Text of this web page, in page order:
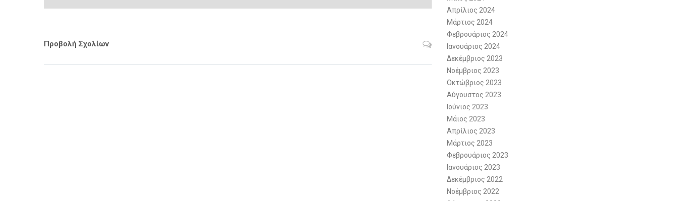
Προβολή Σχολίων
Απρίλιος 2024
Μάρτιος 2024
Φεβρουάριος 2024
Ιανουάριος 2024
Δεκέμβριος 2023
Νοέμβριος 2023
Οκτώβριος 2023
Αύγουστος 2023
Ιούνιος 2023
Μάιος 2023
Απρίλιος 2023
Μάρτιος 2023
Φεβρουάριος 2023
Ιανουάριος 2023
Δεκέμβριος 2022
Νοέμβριος 2022